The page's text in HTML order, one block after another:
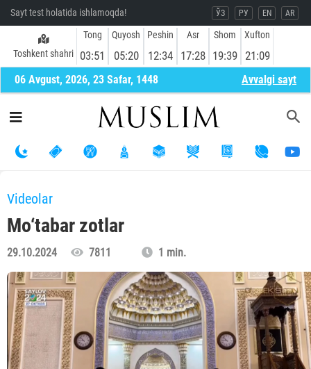
Sayt test holatida ishlamoqda! ЎЗ РУ EN AR
Toshkent shahri
Tong
03:51
Quyosh
05:20
Peshin
12:34
Asr
17:28
Shom
19:39
Xufton
21:09
06 Avgust, 2026, 23 Safar, 1448 Avvalgi sayt
Videolar
Mo‘tabar zotlar
29.10.2024 7811 1 min.